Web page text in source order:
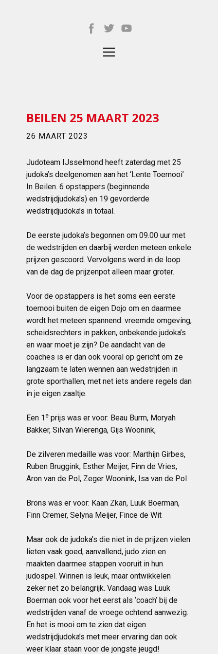
BEILEN 25 MAART 2023
26 MAART 2023
Judoteam IJsselmond heeft zaterdag met 25
judoka’s deelgenomen aan het ‘Lente Toernooi’
In Beilen. 6 opstappers (beginnende
wedstrijdjudoka’s) en 19 gevorderde
wedstrijdjudoka’s in totaal.
De eerste judoka’s begonnen om 09.00 uur met
de wedstrijden en daarbij werden meteen enkele
prijzen gescoord. Vervolgens werd in de loop
van de dag de prijzenpot alleen maar groter.
Voor de opstappers is het soms een eerste
toernooi buiten de eigen Dojo om en daarmee
wordt het meteen spannend: vreemde omgeving,
scheidsrechters in pakken, onbekende judoka’s
en waar moet je zijn? De aandacht van de
coaches is er dan ook vooral op gericht om ze
langzaam te laten wennen aan wedstrijden in
grote sporthallen, met net iets andere regels dan
in je eigen zaaltje.
Een 1e prijs was er voor: Beau Burm, Moryah
Bakker, Silvan Wierenga, Gijs Woonink,
De zilveren medaille was voor: Marthijn Girbes,
Ruben Bruggink, Esther Meijer, Finn de Vries,
Aron van de Pol, Zeger Woonink, Isa van de Pol
Brons was er voor: Kaan Zkan, Luuk Boerman,
Finn Cremer, Selyna Meijer, Fince de Wit
Maar ook de judoka’s die niet in de prijzen vielen
lieten vaak goed, aanvallend, judo zien en
maakten daarmee stappen vooruit in hun
judospel. Winnen is leuk, maar ontwikkelen
zeker net zo belangrijk. Vandaag was Luuk
Boerman ook voor het eerst als ‘coach’ bij de
wedstrijden vanaf de vroege ochtend aanwezig.
En het is mooi om te zien dat eigen
wedstrijdjudoka’s met meer ervaring dan ook
weer klaar staan voor de jongste jeugd!